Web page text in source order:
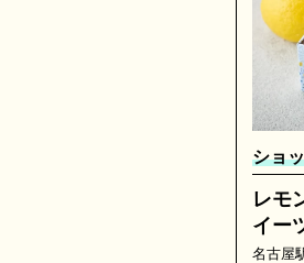
ショ
レモ
イー
名古屋